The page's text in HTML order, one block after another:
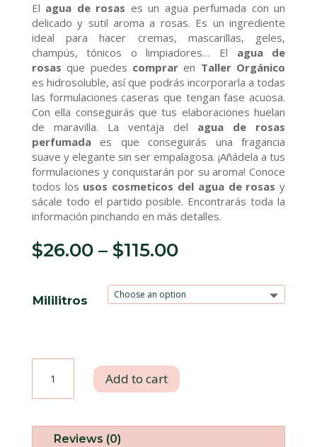
El agua de rosas es un agua perfumada con un
delicado y sutil aroma a rosas. Es un ingrediente
ideal para hacer cremas, mascarillas, geles,
champús, tónicos o limpiadores… El agua de
rosas que puedes comprar en Taller Orgánico
es hidrosoluble, así que podrás incorporarla a todas
las formulaciones caseras que tengan fase acuosa.
Con ella conseguirás que tus elaboraciones huelan
de maravilla. La ventaja del agua de rosas
perfumadaes que conseguirás una fragancia
suave y elegante sin ser empalagosa. ¡Añádela a tus
formulaciones y conquistarán por su aroma! Conoce
todos los usos cosmeticos del agua de rosas y
sácale todo el partido posible. Encontrarás toda la
información pinchando en más detalles.
$26.00– $115.00
Mililitros
Agua
Rosas
Add to cart
Reviews (0)